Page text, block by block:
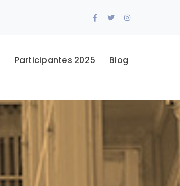
Facebook
TwitterInstagram
Participantes 2025 Blog